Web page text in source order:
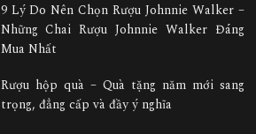
9 Lý Do Nên Chọn Rượu Johnnie Walker –
Những Chai Rượu Johnnie Walker Đáng
Mua Nhất
Rượu hộp quà – Quà tặng năm mới sang
trọng, đẳng cấp và đầy ý nghĩa